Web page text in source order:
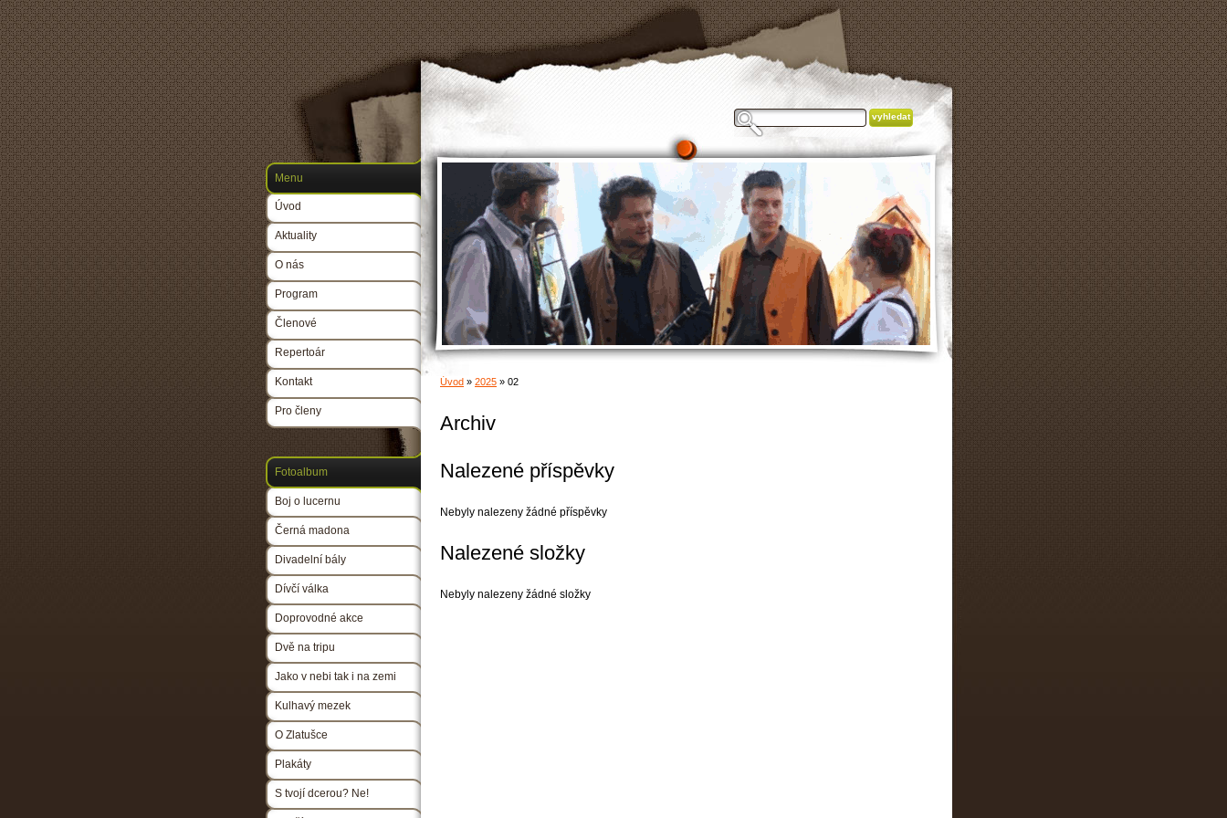
Úvod » 2025 » 02
Archiv
Nalezené příspěvky
Nebyly nalezeny žádné příspěvky
Nalezené složky
Nebyly nalezeny žádné složky
Menu
Úvod
Aktuality
O nás
Program
Členové
Repertoár
Kontakt
Pro členy
Fotoalbum
Boj o lucernu
Černá madona
Divadelní bály
Dívčí válka
Doprovodné akce
Dvě na tripu
Jako v nebi tak i na zemi
Kulhavý mezek
O Zlatušce
Plakáty
S tvojí dcerou? Ne!